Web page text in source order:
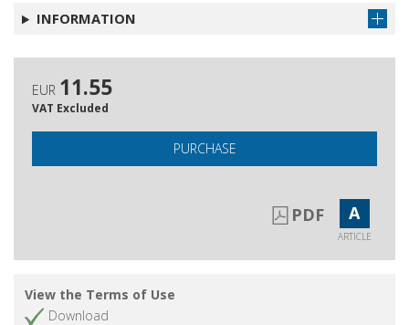
INFORMATION
EUR 11.55
VAT Excluded
PURCHASE
PDF A
ARTICLE
View the Terms of Use
Download